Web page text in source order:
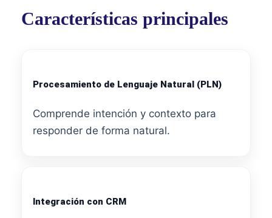
Características principales
Procesamiento de Lenguaje Natural (PLN)
Comprende intención y contexto para
responder de forma natural.
Integración con CRM